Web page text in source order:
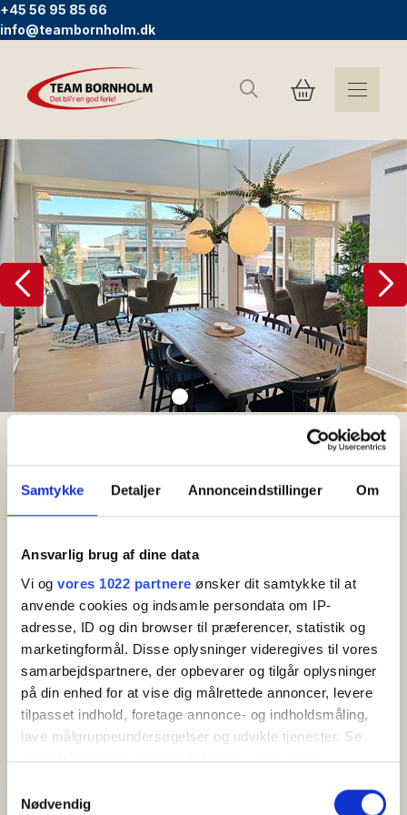
Samtykke Detaljer Annonceindstillinger Om
Ansvarlig brug af dine data
Vi og vores 1022 partnere ønsker dit samtykke til at
anvende cookies og indsamle persondata om IP-
adresse, ID og din browser til præferencer, statistik og
marketingformål. Disse oplysninger videregives til vores
samarbejdspartnere, der opbevarer og tilgår oplysninger
på din enhed for at vise dig målrettede annoncer, levere
tilpasset indhold, foretage annonce- og indholdsmåling,
lave målgruppeundersøgelser og udvikle tjenester. Se
mere information underindstillingerog i vores
tilbage eller ændre indstillinger fra vores
Nødvendig
+45 56 95 85 66
info@teambornholm.dk
Sök
Semesterhus (8N) för 6-8 personer
Semesterhus (8N) för 6-8
personer
Gratis wifi
Nybyggt (2023) semesterhus i Svaneke med
närhet till stan, klipporna och havet.
Swanvika stuga 8N är 110 m2 med två vackra
terrasser på 30 m2, på vardera sida av huset. Det
finns en ljus entréhall med garderobsutrymme. Ett
med bäddsoffa och TV. Köket är välutrustat och har
Visa mer
BEKVÄMLIGHETER